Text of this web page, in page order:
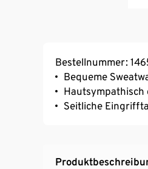
Bestellnummer:
Bequeme
Seitliche